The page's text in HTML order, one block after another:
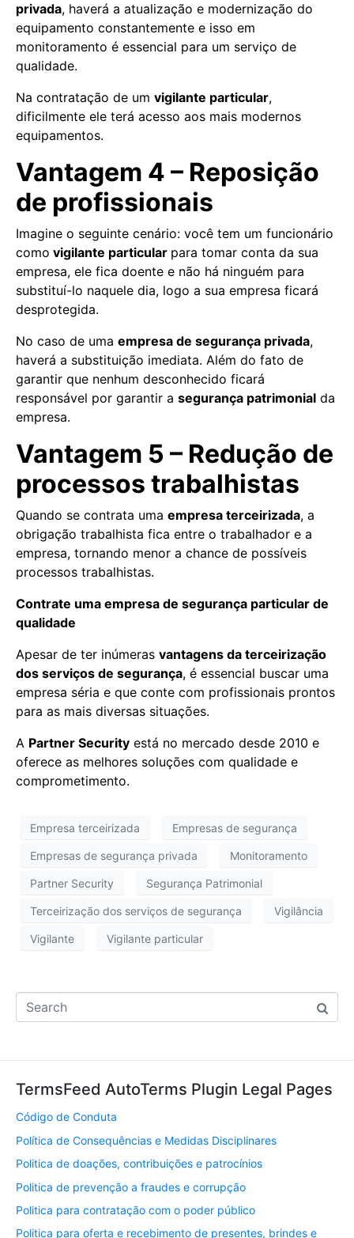
privada, haverá a atualização e modernização do
equipamento constantemente e isso em
monitoramento é essencial para um serviço de
qualidade.
Na contratação de um vigilante particular,
dificilmente ele terá acesso aos mais modernos
equipamentos.
Vantagem 4 – Reposição
de profissionais
Imagine o seguinte cenário: você tem um funcionário
como vigilante particular para tomar conta da sua
empresa, ele fica doente e não há ninguém para
substituí-lo naquele dia, logo a sua empresa ficará
desprotegida.
No caso de uma empresa de segurança privada,
haverá a substituição imediata. Além do fato de
garantir que nenhum desconhecido ficará
responsável por garantir a segurança patrimonial da
empresa.
Vantagem 5 – Redução de
processos trabalhistas
Quando se contrata uma empresa terceirizada, a
obrigação trabalhista fica entre o trabalhador e a
empresa, tornando menor a chance de possíveis
processos trabalhistas.
Contrate uma empresa de segurança particular de
qualidade
Apesar de ter inúmeras vantagens da terceirização
dos serviços de segurança, é essencial buscar uma
empresa séria e que conte com profissionais prontos
para as mais diversas situações.
A Partner Security está no mercado desde 2010 e
oferece as melhores soluções com qualidade e
comprometimento.
Empresa terceirizada Empresas de segurança
Empresas de segurança privada Monitoramento
Partner Security Segurança Patrimonial
Terceirização dos serviços de segurança Vigilância
Vigilante Vigilante particular
TermsFeed AutoTerms Plugin Legal Pages
Código de Conduta
Política de Consequências e Medidas Disciplinares
Politica de doações, contribuições e patrocínios
Politica de prevenção a fraudes e corrupção
Politica para contratação com o poder público
Politica para oferta e recebimento de presentes, brindes e